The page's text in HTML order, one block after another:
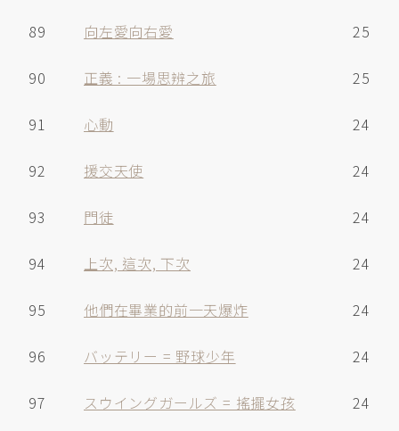
89 向左愛向右愛 25
90 正義 : 一場思辨之旅 25
91 心動 24
92 援交天使 24
93 門徒 24
94 上次, 這次, 下次 24
95 他們在畢業的前一天爆炸 24
96 バッテリー = 野球少年 24
97 スウイングガールズ = 搖擺女孩 24